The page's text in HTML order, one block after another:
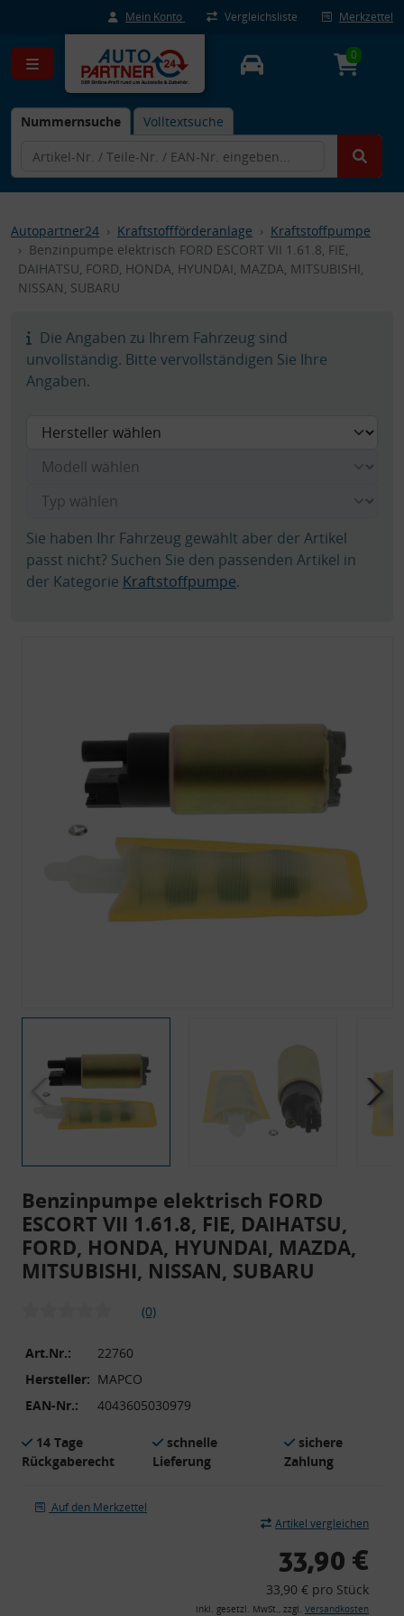
Mein Konto Vergleichsliste Merkzettel
Nummernsuche Volltextsuche
0
Autopartner24 Kraftstoffförderanlage
Kraftstoffpumpe
Benzinpumpe elektrisch FORD ESCORT VII 1.61.8, FIE,
DAIHATSU, FORD, HONDA, HYUNDAI, MAZDA, MITSUBISHI,
NISSAN, SUBARU
Die Angaben zu Ihrem Fahrzeug sind
unvollständig. Bitte vervollständigen Sie Ihre
Angaben.
Sie haben Ihr Fahrzeug gewählt aber der Artikel
passt nicht? Suchen Sie den passenden Artikel in
der Kategorie Kraftstoffpumpe.
Benzinpumpe elektrisch FORD
ESCORT VII 1.61.8, FIE, DAIHATSU,
FORD, HONDA, HYUNDAI, MAZDA,
MITSUBISHI, NISSAN, SUBARU
(0)
Art.Nr.:
22760
Hersteller: MAPCO
EAN-Nr.:
4043605030979
14 Tage
Rückgaberecht
schnelle
Lieferung
sichere
Zahlung
Auf den Merkzettel
Artikel vergleichen
33,90 €
33,90 € pro Stück
inkl. gesetzl. MwSt., zzgl. Versandkosten